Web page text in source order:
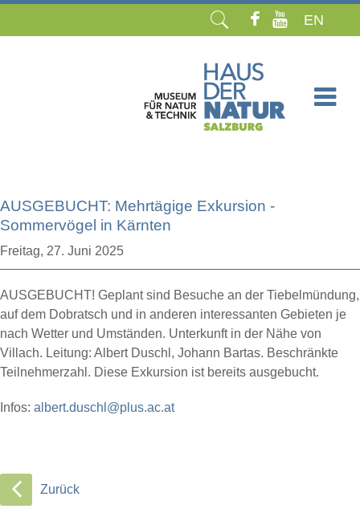
EN
AUSGEBUCHT: Mehrtägige Exkursion -
Sommervögel in Kärnten
Freitag, 27. Juni 2025
AUSGEBUCHT! Geplant sind Besuche an der Tiebelmündung,
auf dem Dobratsch und in anderen interessanten Gebieten je
nach Wetter und Umständen. Unterkunft in der Nähe von
Villach. Leitung: Albert Duschl, Johann Bartas. Beschränkte
Teilnehmerzahl. Diese Exkursion ist bereits ausgebucht.
Infos: albert.duschl@plus.ac.at
Zurück